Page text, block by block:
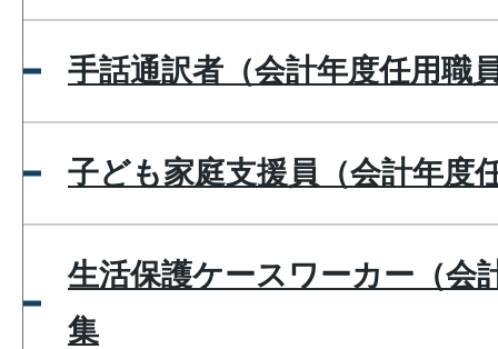
手話通訳者（会計年度任用職
子ども家庭支援員（会計年度
生活保護ケースワーカー（会
集